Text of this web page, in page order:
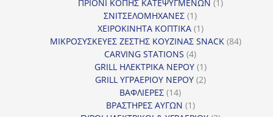
προϊόν
ΠΡΙΟΝΙ ΚΟΠΗΣ ΚΑΤΕΨΥΓΜΕΝΩΝ 11
ΣΝΙΤΣΕΛΟΜΗΧΑΝΕΣ 11
προϊόν
ΧΕΙΡΟΚΙΝΗΤΑ ΚΟΠΤΙΚΑ 11
προϊόν
ΜΙΚΡΟΣΥΣΚΕΥΕΣ ΖΕΣΤΗΣ ΚΟΥΖΙΝΑΣ SNACK 8484
CARVING STATIONS 44
προϊόντα
GRILL ΗΛΕΚΤΡΙΚΑ ΝΕΡΟΥ 11
προϊόν
GRILL ΥΓΡΑΕΡΙΟΥ ΝΕΡΟΥ 22
ΒΑΦΛΙΕΡΕΣ 1414
προϊόντα
ΒΡΑΣΤΗΡΕΣ ΑΥΓΩΝ 11